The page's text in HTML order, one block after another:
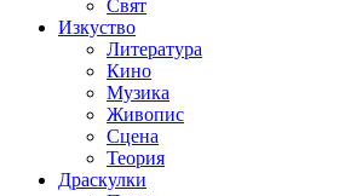
Свят
Изкуство
Литература
Кино
Музика
Живопис
Сцена
Теория
Драскулки